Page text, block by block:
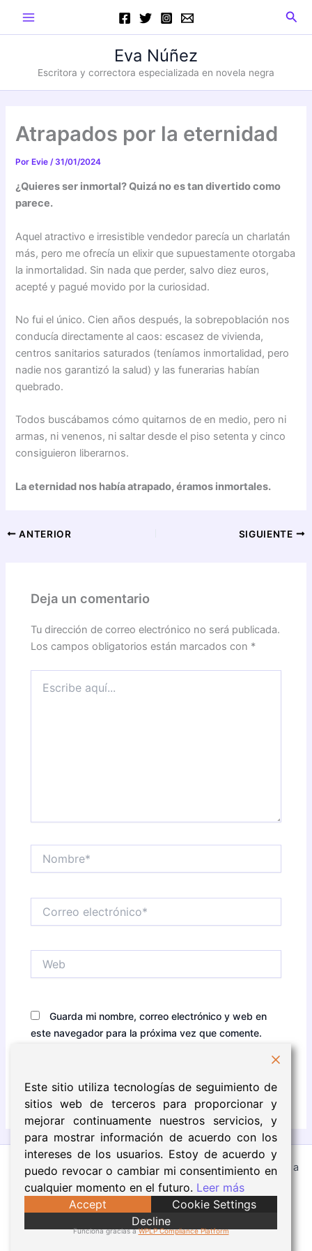
Main
Menu
Eva Núñez
Escritora y correctora especializada en novela negra
Atrapados por la eternidad
PorEvie / 31/01/2024
¿Quieres ser inmortal? Quizá no es tan divertido como
parece.
Aquel atractivo e irresistible vendedor parecía un charlatán
más, pero me ofrecía un elixir que supuestamente otorgaba
la inmortalidad. Sin nada que perder, salvo diez euros,
acepté y pagué movido por la curiosidad.
No fui el único. Cien años después, la sobrepoblación nos
conducía directamente al caos: escasez de vivienda,
centros sanitarios saturados (teníamos inmortalidad, pero
nadie nos garantizó la salud) y las funerarias habían
quebrado.
Todos buscábamos cómo quitarnos de en medio, pero ni
armas, ni venenos, ni saltar desde el piso setenta y cinco
consiguieron liberarnos.
La eternidad nos había atrapado, éramos inmortales.
ANTERIOR SIGUIENTE
Deja un comentario
Tu dirección de correo electrónico no será publicada.
Los campos obligatorios están marcados con *
aquí...
electrónico*
Guarda mi nombre, correo electrónico y web en
este navegador para la próxima vez que comente.
Todos los derechos © 2026 Eva Núñez | Funciona gracias a
Tema Astra para WordPress
Aviso Legal
Política de Cookies
Este sitio utiliza tecnologías de seguimiento de
sitios web de terceros para proporcionar y
mejorar continuamente nuestros servicios, y
para mostrar información de acuerdo con los
intereses de los usuarios. Estoy de acuerdo y
puedo revocar o cambiar mi consentimiento en
cualquier momento en el futuro. Leer más
Accept
Cookie Settings
Decline
Funciona gracias aWPLP Compliance Platform